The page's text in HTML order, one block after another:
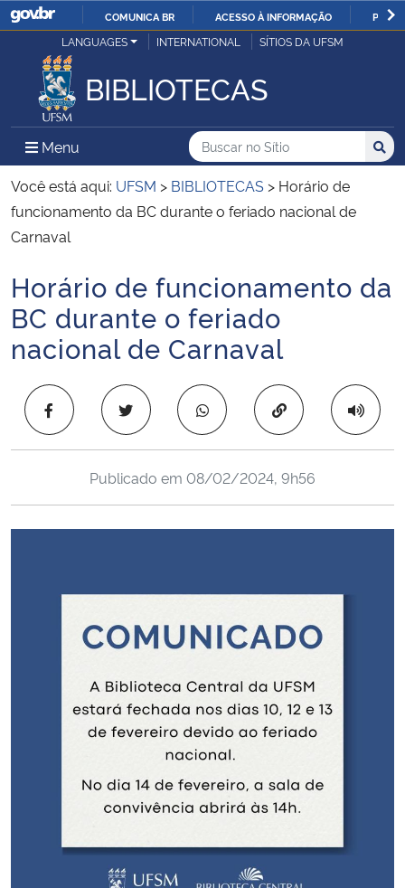
IR
O
COMUNICA BR ACESSO À INFORMAÇÃO
Ministério da Justiça e Segurança Pública
Ministério da Defesa
Ministério das Relações Exteriores
Ministério da Economia
Ministério da Infraestrutura
Ministério da Agricultura, Pecuária e Abastecimento
Ministério da Cidadania
Ministério do Desenvolvimento Regional
Ministério da Mulher, da Família e dos Direitos Humanos
Secretaria-Geral
LANGUAGES INTERNATIONAL SÍTIOS DA UFSM
BIBLIOTECAS
Menu Menu Principal do Sítio
Busca
Buscar no no Sítio
Busca:
Você está aqui: UFSM > BIBLIOTECAS > Horário de
funcionamento da BC durante o feriado nacional de
Carnaval
Início do conteúdo
Horário de funcionamento da
BC durante o feriado
nacional de Carnaval
Copiar para área
Publicado em 08/02/2024, 9h56